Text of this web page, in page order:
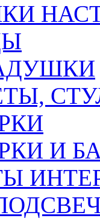
И